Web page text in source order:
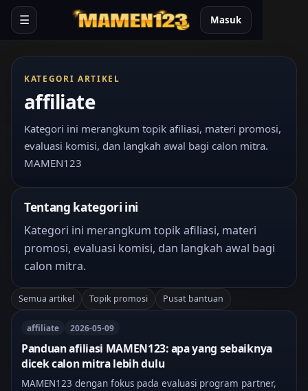
☰ Masuk
KATEGORI ARTIKEL
affiliate
Kategori ini merangkum topik afiliasi, materi promosi,
evaluasi komisi, dan langkah awal bagi calon mitra.
MAMEN123
Tentang kategori ini
Kategori ini merangkum topik afiliasi, materi
promosi, evaluasi komisi, dan langkah awal bagi
calon mitra.
Semua artikel Topik promosi Pusat bantuan
affiliate 2026-05-09
Panduan afiliasi MAMEN123: apa yang sebaiknya
dicek calon mitra lebih dulu
MAMEN123 dengan fokus pada evaluasi program partner,